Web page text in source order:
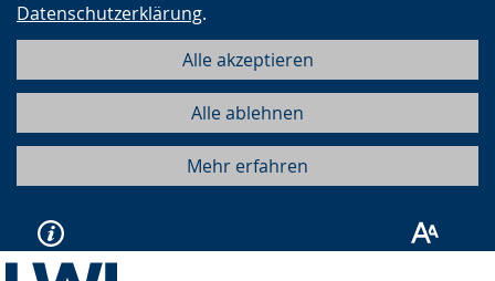
Datenschutzerklärung.
Alle akzeptieren
Alle ablehnen
Mehr erfahren